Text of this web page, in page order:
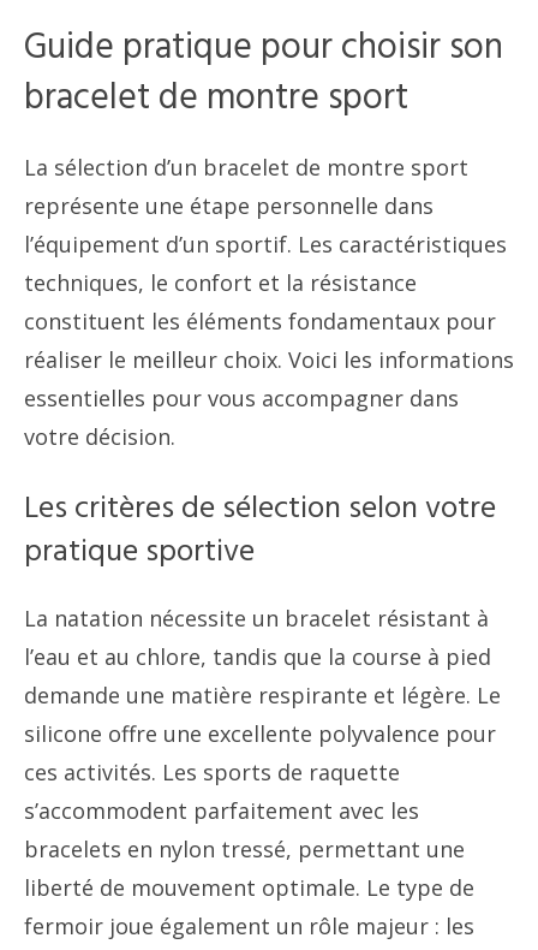
Guide pratique pour choisir son
bracelet de montre sport
La sélection d’un bracelet de montre sport
représente une étape personnelle dans
l’équipement d’un sportif. Les caractéristiques
techniques, le confort et la résistance
constituent les éléments fondamentaux pour
réaliser le meilleur choix. Voici les informations
essentielles pour vous accompagner dans
votre décision.
Les critères de sélection selon votre
pratique sportive
La natation nécessite un bracelet résistant à
l’eau et au chlore, tandis que la course à pied
demande une matière respirante et légère. Le
silicone offre une excellente polyvalence pour
ces activités. Les sports de raquette
s’accommodent parfaitement avec les
bracelets en nylon tressé, permettant une
liberté de mouvement optimale. Le type de
fermoir joue également un rôle majeur : les